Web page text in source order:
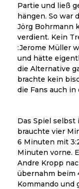
Partie und ließ
hängen. So war
Jörg Bohrmann
verdient. Kein
:Jerome Müller
und hätte
die Alternative
brachte kein
die Fans auch in
Das Spiel selbst
brauchte vier
6 Minuten mit
Minuten vorne.
Andre Kropp
übernahm beim
Kommando und